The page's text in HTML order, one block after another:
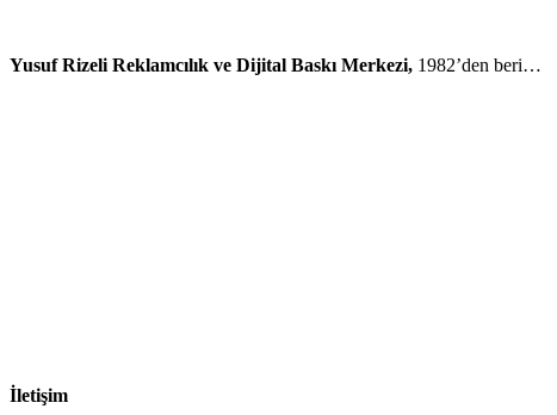
Yusuf Rizeli Reklamcılık ve Dijital Baskı Merkezi, 1982’den beri…
İletişim